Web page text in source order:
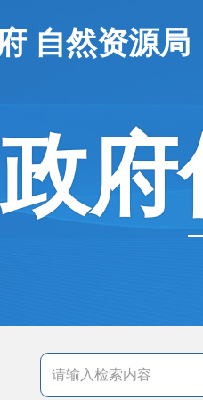
自然资源局
政府